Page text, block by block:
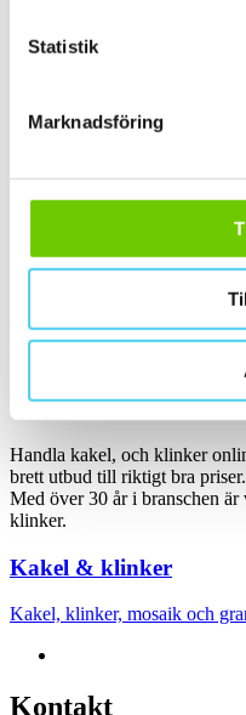
Statistik
Marknadsföringca 60x20 cm
ca 60x60
Sortera
Tyvärr gav sökningen inget
Webbshop
Handla kakel, och klinker
brett utbud till riktigt bra priser.
Med över 30 år i branschen
klinker.
Kakel & klinker
Kakel, klinker, mosaik och
Kontakt